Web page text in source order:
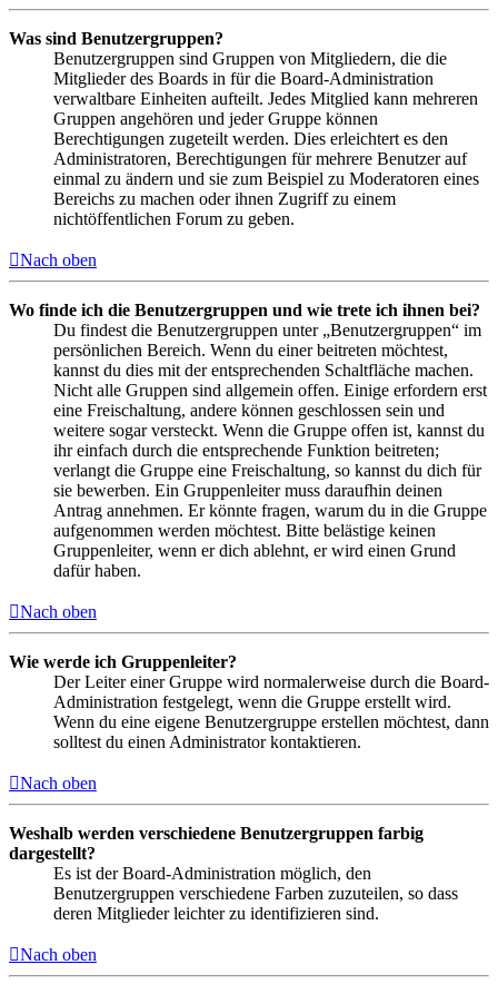
Was sind Benutzergruppen?
Benutzergruppen sind Gruppen von Mitgliedern, die die
Mitglieder des Boards in für die Board-Administration
verwaltbare Einheiten aufteilt. Jedes Mitglied kann mehreren
Gruppen angehören und jeder Gruppe können
Berechtigungen zugeteilt werden. Dies erleichtert es den
Administratoren, Berechtigungen für mehrere Benutzer auf
einmal zu ändern und sie zum Beispiel zu Moderatoren eines
Bereichs zu machen oder ihnen Zugriff zu einem
nichtöffentlichen Forum zu geben.
Nach oben
Wo finde ich die Benutzergruppen und wie trete ich ihnen bei?
Du findest die Benutzergruppen unter „Benutzergruppen“ im
persönlichen Bereich. Wenn du einer beitreten möchtest,
kannst du dies mit der entsprechenden Schaltfläche machen.
Nicht alle Gruppen sind allgemein offen. Einige erfordern erst
eine Freischaltung, andere können geschlossen sein und
weitere sogar versteckt. Wenn die Gruppe offen ist, kannst du
ihr einfach durch die entsprechende Funktion beitreten;
verlangt die Gruppe eine Freischaltung, so kannst du dich für
sie bewerben. Ein Gruppenleiter muss daraufhin deinen
Antrag annehmen. Er könnte fragen, warum du in die Gruppe
aufgenommen werden möchtest. Bitte belästige keinen
Gruppenleiter, wenn er dich ablehnt, er wird einen Grund
dafür haben.
Nach oben
Wie werde ich Gruppenleiter?
Der Leiter einer Gruppe wird normalerweise durch die Board-
Administration festgelegt, wenn die Gruppe erstellt wird.
Wenn du eine eigene Benutzergruppe erstellen möchtest, dann
solltest du einen Administrator kontaktieren.
Nach oben
Weshalb werden verschiedene Benutzergruppen farbig
dargestellt?
Es ist der Board-Administration möglich, den
Benutzergruppen verschiedene Farben zuzuteilen, so dass
deren Mitglieder leichter zu identifizieren sind.
Nach oben